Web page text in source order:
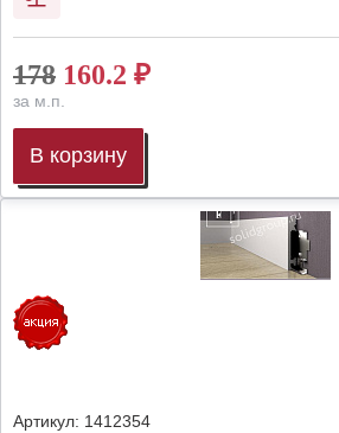
178 160.2 ₽
за м.п.
В корзину
Артикул: 1412354